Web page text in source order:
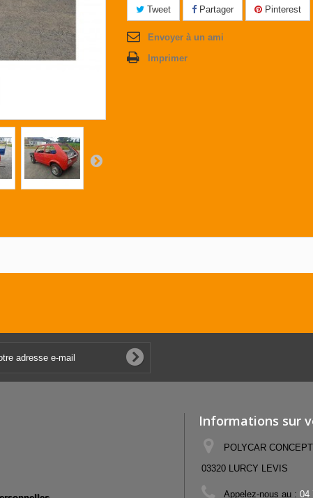
Tweet Partager Pinterest
Envoyer à un ami
Imprimer
Informations sur
POLYCAR
03320 LURCY LEVIS
Appelez-nous au : 04